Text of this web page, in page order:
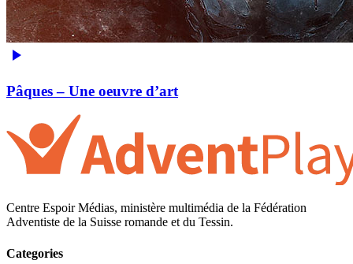
Pâques – Une oeuvre d’art
Centre Espoir Médias, ministère multimédia de la Fédération
Adventiste de la Suisse romande et du Tessin.
Categories